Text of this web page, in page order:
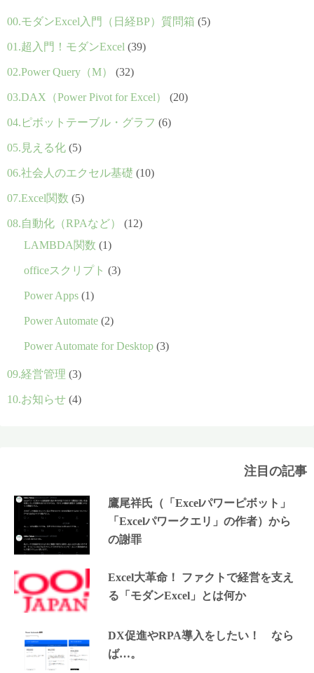
00.モダンExcel入門（日経BP）質問箱 (5)
01.超入門！モダンExcel (39)
02.Power Query（M） (32)
03.DAX（Power Pivot for Excel） (20)
04.ピボットテーブル・グラフ (6)
05.見える化 (5)
06.社会人のエクセル基礎 (10)
07.Excel関数 (5)
08.自動化（RPAなど）
(12)
LAMBDA関数 (1)
officeスクリプト (3)
Power Apps (1)
Power Automate (2)
Power Automate for Desktop (3)
09.経営管理 (3)
10.お知らせ (4)
注目の記事
鷹尾祥氏（「Excelパワーピボット」
「Excelパワークエリ」の作者）から
の謝罪
Excel大革命！ ファクトで経営を支え
る「モダンExcel」とは何か
DX促進やRPA導入をしたい！ なら
ば…。